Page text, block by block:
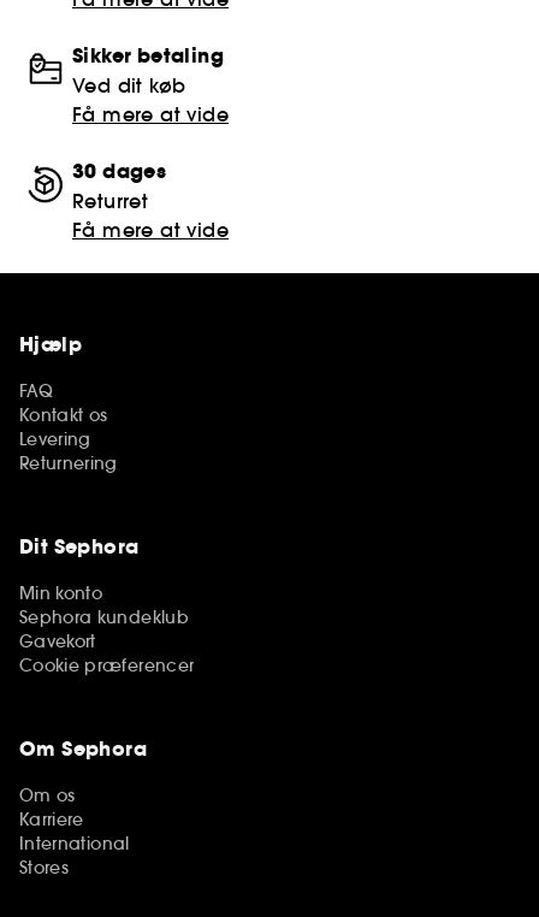
Sikker betaling
Ved dit køb
Få mere at vide
30 dages
Returret
Få mere at vide
Hjælp
FAQ
Kontakt os
Levering
Returnering
Dit Sephora
Min konto
Sephora kundeklub
Gavekort
Cookie præferencer
Om Sephora
Om os
Karriere
International
Stores